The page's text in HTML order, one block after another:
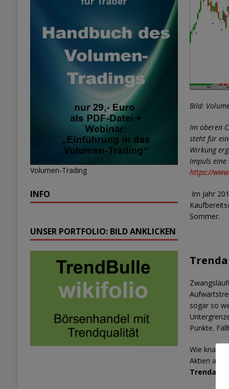
Bild:
Im oberen
steht für
Wirkung
Impuls eine
https://
Im Jahr
Sommer.
sogar so
Punkte.
Wie knapp
Aktien aus
Volumen-Trading
INFO
UNSER PORTFOLIO: BILD ANKLICKEN